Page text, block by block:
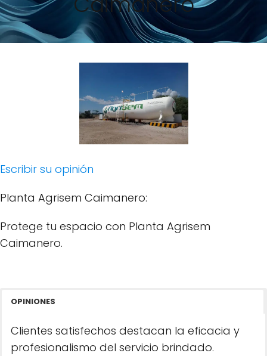
Escribir su opinión
Planta Agrisem Caimanero:
Protege tu espacio con Planta Agrisem
Caimanero.
OPINIONES
Clientes satisfechos destacan la eficacia y
profesionalismo del servicio brindado.